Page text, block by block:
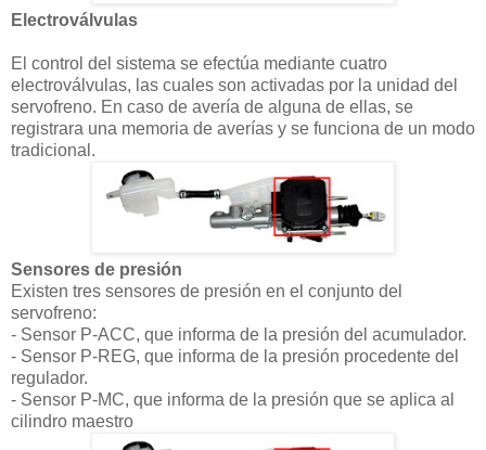
Electroválvulas
El control del sistema se efectúa mediante cuatro
electroválvulas, las cuales son activadas por la unidad del
servofreno. En caso de avería de alguna de ellas, se
registrara una memoria de averías y se funciona de un modo
tradicional.
Sensores de presión
Existen tres sensores de presión en el conjunto del
servofreno:
- Sensor P-ACC, que informa de la presión del acumulador.
- Sensor P-REG, que informa de la presión procedente del
regulador.
- Sensor P-MC, que informa de la presión que se aplica al
cilindro maestro